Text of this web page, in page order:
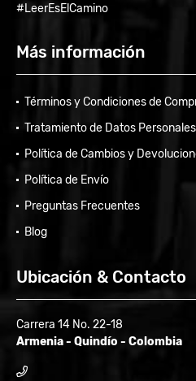
#LeerEsElCamino
Más información
Términos y Condiciones de
Tratamiento de Datos Personales
Política de Cambios y
Política de Envío
Preguntas Frecuentes
Blog
Ubicación & Contacto
Carrera 14 No. 22-18
Armenia - Quindío - Colombia